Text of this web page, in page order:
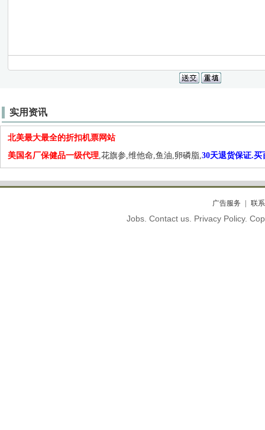
实用资讯
北美最大最全的折扣机票网站
美国名厂保健品一级代理,花旗参,维他命,鱼油,卵磷脂,30天退货保证.买
广告服务 联
Jobs. Contact us. Privacy Policy.